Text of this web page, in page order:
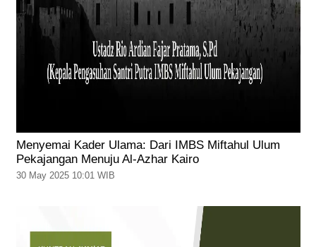
Menyemai Kader Ulama: Dari IMBS Miftahul Ulum
Pekajangan Menuju Al-Azhar Kairo
30 May 2025 10:01 WIB